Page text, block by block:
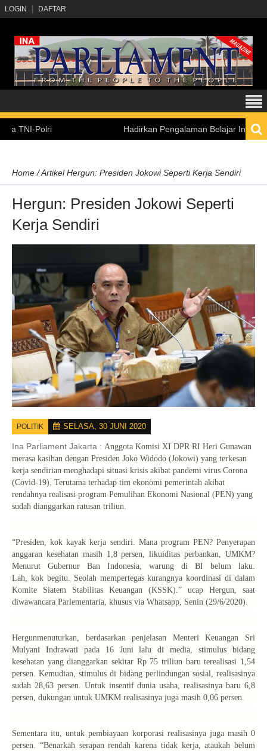
LOGIN DAFTAR
Polri Hadirkan Pengalaman Belajar Inklusif,
Home /Artikel Hergun: Presiden Jokowi Seperti Kerja Sendiri
Hergun: Presiden Jokowi Seperti
Kerja Sendiri
POLITIK SELASA, 30 JUNI 2020
Ina Parliament Jakarta : Anggota Komisi XI DPR RI Heri Gunawan
merasa kasihan dengan Presiden Joko Widodo (Jokowi) yang terkesan
kerja sendirian menghadapi situasi krisis akibat pandemi virus Corona
(Covid-19). Terutama terhadap tim ekonomi pemerintah akibat
rendahnya realisasi program Pemulihan Ekonomi Nasional (PEN) yang
sudah dianggarkan ratusan triliun.
“Presiden,kok kayak kerja sendiri. Mana program PEN? Penyerapan
anggaran kesehatan masih 1,8 persen, likuiditas perbankan, UMKM?
Menurut Gubernur Ban Indonesia, warung di BI belum laku.
Lah, kokbegitu. Seolah mempertegas kurangnya koordinasi di dalam
Komite Siatem Stabilitas Keuangan (KSSK).” ucap Hergun, saat
diwawancara Parlementaria, khusus via Whatsapp, Senin (29/6/2020).
Hergunmenuturkan, berdasarkan penjelasan Menteri Keuangan Sri
Mulyani Indrawati pada 16 Juni lalu di media, stimulus bidang
kesehatan yang dianggarkan sekitar Rp 75 triliun baru terealisasi 1,54
persen. Kemudian, stimulus di bidang perlindungan sosial, realisasinya
sudah 28,63 persen. Untuk insentif dunia usaha, realisasinya baru 6,8
persen, dukungan untuk UMKM realisasinya juga masih 0,06 persen.
Sementara itu, untuk pembiayaan korporasi realisasinya juga masih 0
persen. “Benarkah serapan rendah karena tidak kerja, ataukah belum